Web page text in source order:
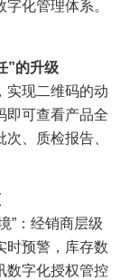
化管理体系。
”的升级
实现二维码的动
即可查看产品全
、质检报告、
”：经销商层级
时预警，库存数
数字化授权管控